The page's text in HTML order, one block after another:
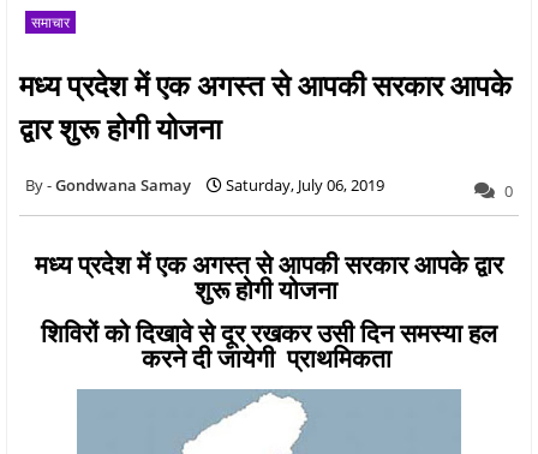
समाचार
मध्य प्रदेश में एक अगस्त से आपकी सरकार आपके
द्वार शुरू होगी योजना
Gondwana Samay Saturday, July 06, 2019 0
मध्य प्रदेश में एक अगस्त से आपकी सरकार आपके द्वार
शुरू होगी योजना
शिविरों को दिखावे से दूर रखकर उसी दिन समस्या हल
करने दी जायेगी प्राथमिकता